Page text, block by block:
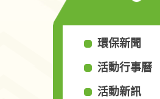
環保新聞
活動行事曆
活動新訊